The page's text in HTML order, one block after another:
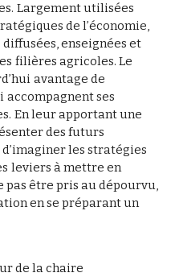
Largement utilisées
de l’économie,
enseignées et
filières agricoles. Le
avantage de
ses
En leur apportant une
des futurs
les stratégies
leviers à mettre en
être pris au dépourvu,
en se préparant un
de la chaire